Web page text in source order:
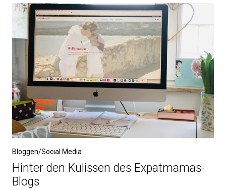
Bloggen/Social Media
Hinter den Kulissen des Expatmamas-
Blogs